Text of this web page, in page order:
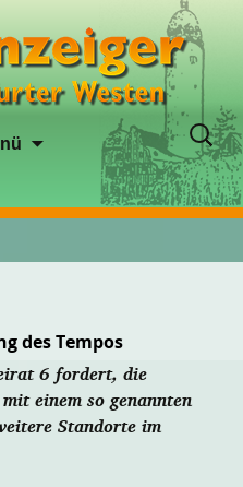
springen
Suchen
nach:
des Tempos
6 fordert, die
einem so genannten
Standorte im